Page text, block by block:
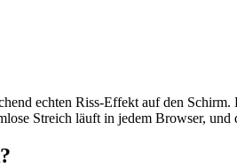
echten Riss-Effekt auf den
Streich läuft in jedem Browser, und